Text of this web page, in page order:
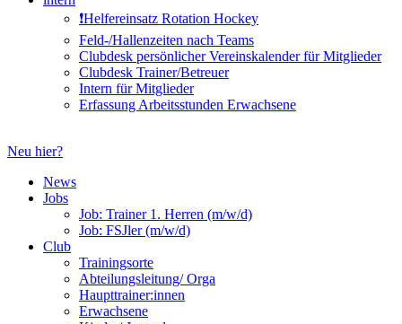
❗️Helfereinsatz Rotation Hockey
Feld-/Hallenzeiten nach Teams
Clubdesk persönlicher Vereinskalender für Mitglieder
Clubdesk Trainer/Betreuer
Intern für Mitglieder
Erfassung Arbeitsstunden Erwachsene
Neu hier?
News
Jobs
Job: Trainer 1. Herren (m/w/d)
Job: FSJler (m/w/d)
Club
Trainingsorte
Abteilungsleitung/ Orga
Haupttrainer:innen
Erwachsene